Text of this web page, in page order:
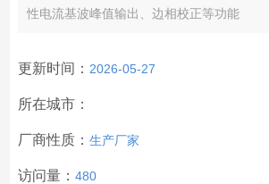
性电流基波峰值输出、边相校正等功能
更新时间： 2026-05-27
所在城市：
厂商性质： 生产厂家
访问量： 480